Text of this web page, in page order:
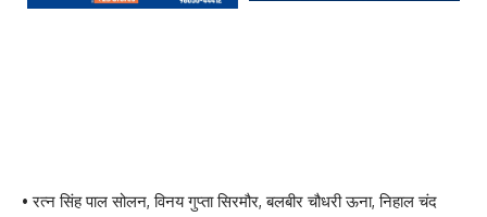
• रत्न सिंह पाल सोलन, विनय गुप्ता सिरमौर, बलबीर चौधरी ऊना, निहाल चंद